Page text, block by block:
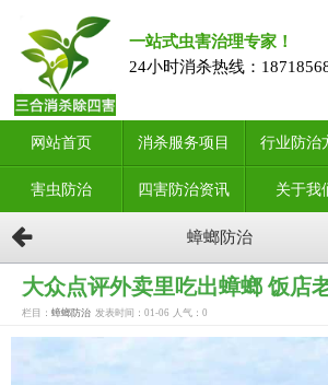
一站式虫害治理专家！
24小时消杀热线：
网站首页 消杀服务项目 行业防治
害虫防治 四害防治资讯 关于我
蟑螂防治
大众点评外卖里吃出蟑螂 饭店
栏目： 蟑螂防治 发表时间：01-06 人气： 0